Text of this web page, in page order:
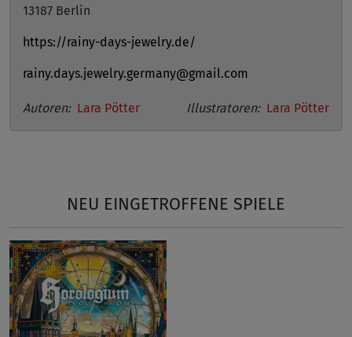
13187 Berlin
https://rainy-days-jewelry.de/
rainy.days.jewelry.germany@gmail.com
Autoren: Lara Pötter Illustratoren: Lara Pötter
NEU EINGETROFFENE SPIELE